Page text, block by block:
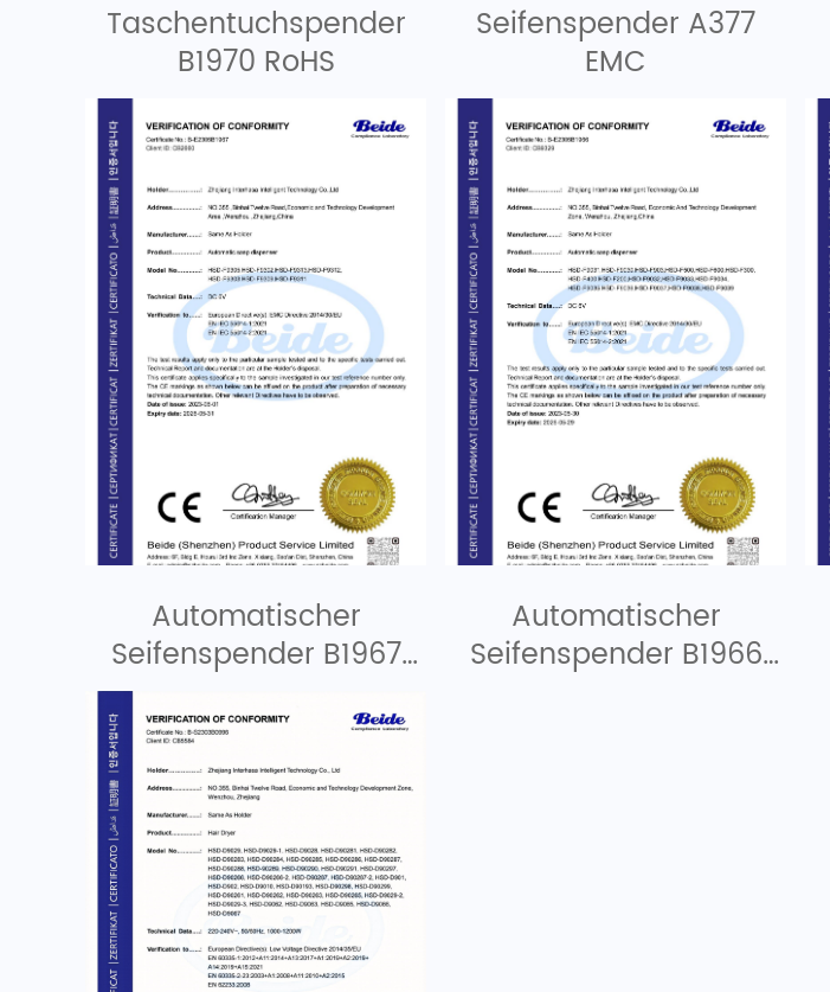
Taschentuchspender
B1970 RoHS
Seifenspender A377
EMC
Automatischer
Seifenspender B1967
Automatischer
Seifenspender B1966